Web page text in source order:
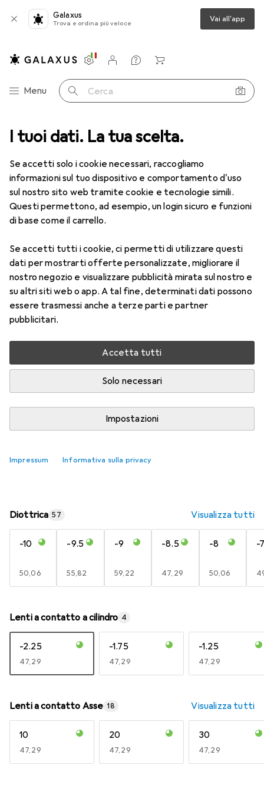
I tuoi dati. La tua scelta.
Se accetti solo i cookie necessari, raccogliamo
informazioni sul tuo dispositivo e comportamento d'uso
sul nostro sito web tramite cookie e tecnologie simili.
Questi permettono, ad esempio, un login sicuro e funzioni
di base come il carrello.
Se accetti tutti i cookie, ci permetti di utilizzare questi
dati per mostrarti offerte personalizzate, migliorare il
nostro negozio e visualizzare pubblicità mirata sul nostro e
su altri siti web o app. A tal fine, determinati dati possono
essere trasmessi anche a terze parti e partner
pubblicitari.
Accetta tutti
Solo necessari
Impostazioni
Impressum Informativa sulla privacy
Galaxus
Trova e ordina più veloce Vai all'app
Categoria Navigazione
Menu Cerca
Impostazioni
Conto cliente
Liste di confronto
Liste dei desideri
Carrello
Lenti a contatto Air Optix più HydraGlyde per l'astigmatismo
1 Immagine
Air Optix più HydraGlyde per
+1.75, Obiettivo mensile, 6 pz., Torico
Prezzo in EUR IVA incl.
EUR
47,29 EUR
7,88/1pz.
Consegna tra lun, 17/8 e mer, 19/8
Più di 10 pezzi in stock presso il fornitore
Aggiungi al carrello
Diottrica 57 Visualizza tutti
-10
EUR
50,06
-9.5
EUR
55,82
-9
EUR
59,22
-8.5
EUR
47,29
-8
EUR
50,06
-
Lenti a contatto a cilindro 4
-2.25
EUR
47,29
-1.75
EUR
47,29
-1.25
EUR
47,29
Lenti a contatto Asse 18 Visualizza tutti
10
EUR
47,29
20
EUR
47,29
30
EUR
47,29